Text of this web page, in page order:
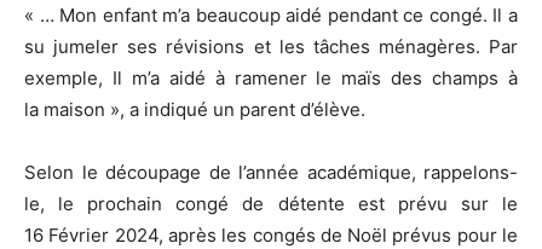
« … Mon enfant m’a beaucoup aidé pendant ce congé. Il a
su jumeler ses révisions et les tâches ménagères. Par
exemple, Il m’a aidé à ramener le maïs des champs à
la maison », a indiqué un parent d’élève.
Selon le découpage de l’année académique, rappelons-
le, le prochain congé de détente est prévu sur le
16 Février 2024, après les congés de Noël prévus pour le